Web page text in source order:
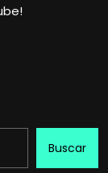
Buscar